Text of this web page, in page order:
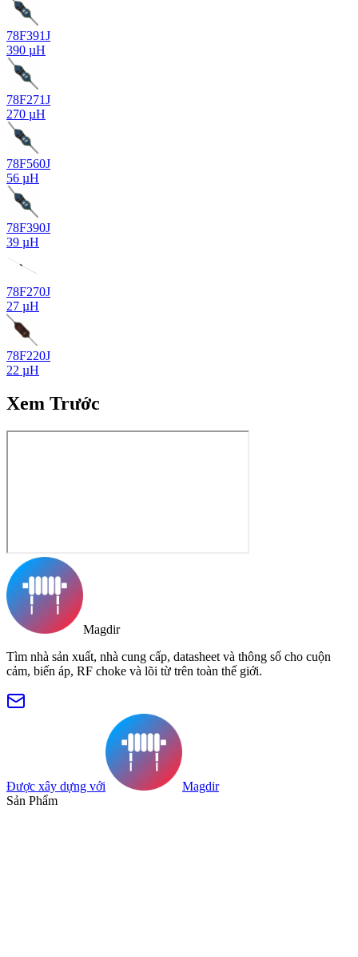
78F391J
390 µH
78F271J
270 µH
78F560J
56 µH
78F390J
39 µH
78F270J
27 µH
78F220J
22 µH
Xem Trước
Magdir
Tìm nhà sản xuất, nhà cung cấp, datasheet và thông số cho cuộn
cảm, biến áp, RF choke và lõi từ trên toàn thế giới.
Được xây dựng với
Magdir
Sản Phẩm